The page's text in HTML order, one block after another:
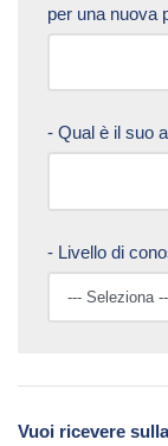
per una nuova
- Qual è il suo
- Livello di
Vuoi ricevere